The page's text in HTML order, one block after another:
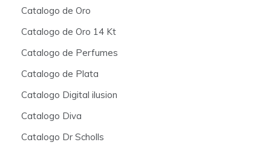
Catalogo de Oro
Catalogo de Oro 14 Kt
Catalogo de Perfumes
Catalogo de Plata
Catalogo Digital ilusion
Catalogo Diva
Catalogo Dr Scholls